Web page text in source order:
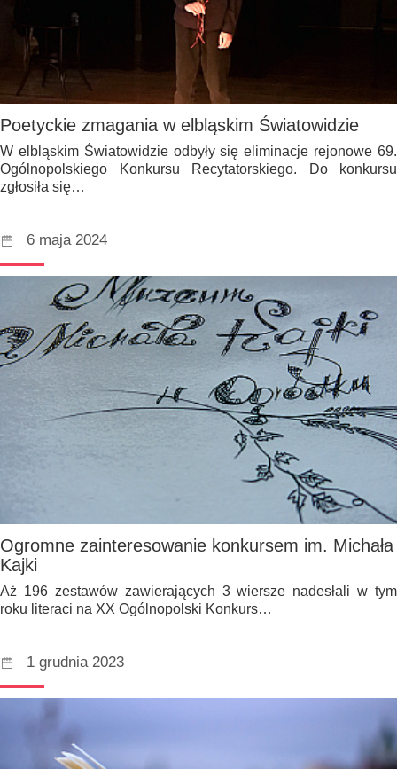
Poetyckie zmagania w elbląskim Światowidzie
W elbląskim Światowidzie odbyły się eliminacje rejonowe 69.
Ogólnopolskiego Konkursu Recytatorskiego. Do konkursu
zgłosiła się…
6 maja 2024
Ogromne zainteresowanie konkursem im. Michała
Kajki
Aż 196 zestawów zawierających 3 wiersze nadesłali w tym
roku literaci na XX Ogólnopolski Konkurs…
1 grudnia 2023